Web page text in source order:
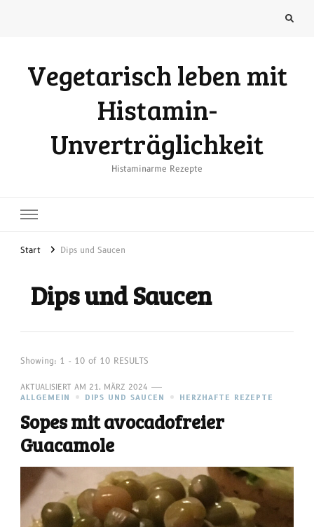
Vegetarisch leben mit
Histamin-
Unverträglichkeit
Histaminarme Rezepte
Start Dips und Saucen
Dips und Saucen
Showing: 1 - 10 of 10 RESULTS
AKTUALISIERT AM 21. MÄRZ 2024
ALLGEMEIN
DIPS UND SAUCEN HERZHAFTE REZEPTE
Sopes mit avocadofreier
Guacamole